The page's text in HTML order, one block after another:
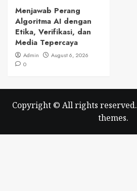
Menjawab Perang
Algoritma AI dengan
Etika, Verifikasi, dan
Media Tepercaya
Admin
August 6, 2026
0
Copyright © All rights reserved.
themes.